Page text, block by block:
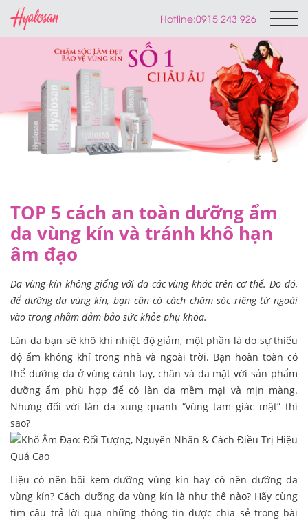
Hotline:0915 243 926
TOP 5 cách an toàn dưỡng ẩm
da vùng kín và tránh khô hạn
âm đạo
Da vùng kín không giống với da các vùng khác trên cơ thể. Do đó,
để dưỡng da vùng kín, bạn cần có cách chăm sóc riêng từ ngoài
vào trong nhằm đảm bảo sức khỏe phụ khoa.
Làn da bạn sẽ khô khi nhiệt độ giảm, một phần là do sự thiếu
độ ẩm không khí trong nhà và ngoài trời. Bạn hoàn toàn có
thể dưỡng da ở vùng cánh tay, chân và da mặt với sản phẩm
dưỡng ẩm phù hợp để có làn da mềm mại và mịn màng.
Nhưng đối với làn da xung quanh “vùng tam giác mật” thì
sao?
Liệu có nên bôi kem dưỡng vùng kín hay có nên dưỡng da
vùng kín? Cách dưỡng da vùng kín là như thế nào? Hãy cùng
tìm câu trả lời qua những thông tin được chia sẻ trong bài